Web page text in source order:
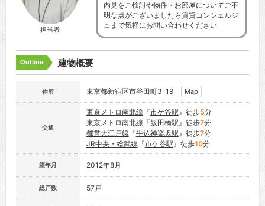
担当者
内見をご検討や物件・お部屋についてご不
明な点がございましたら賃貸コンシェルジ
ュまで気軽にお問い合わせください
Outline 建物概要
住所 東京都新宿区市谷田町3-19 Map
交通
東京メトロ南北線 『市ケ谷駅』徒歩5分
東京メトロ南北線 『飯田橋駅』徒歩7分
都営大江戸線 『牛込神楽坂駅』徒歩7分
JR中央・総武線 『市ケ谷駅』徒歩10分
築年月 2012年8月
総戸数 57戸